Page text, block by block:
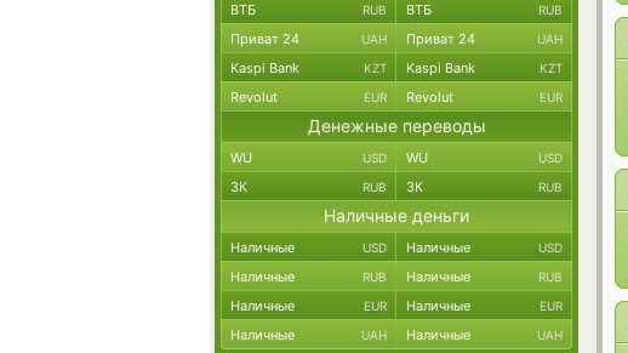
ВТБ RUB ВТБ RUB
Приват 24 UAH Приват 24 UAH
Kaspi Bank KZT Kaspi Bank KZT
Revolut EUR Revolut EUR
Денежные переводы
WU USD WU USD
ЗК RUB ЗК RUB
Наличные деньги
Наличные USD Наличные USD
Наличные RUB Наличные RUB
Наличные EUR Наличные EUR
Наличные UAH Наличные UAH